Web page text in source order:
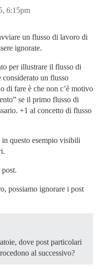
6:15pm
un flusso di lavoro di
ignorate.
per illustrare il flusso di
un flusso
di fare è che non c’è motivo
se il primo flusso di
+1 al concetto di flusso
questo esempio visibili
possiamo ignorare i post
dove post particolari
al successivo?